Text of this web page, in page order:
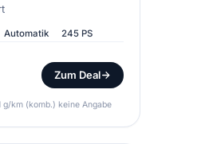
Automatik 245 PS
Zum Deal
g/km (komb.) keine Angabe